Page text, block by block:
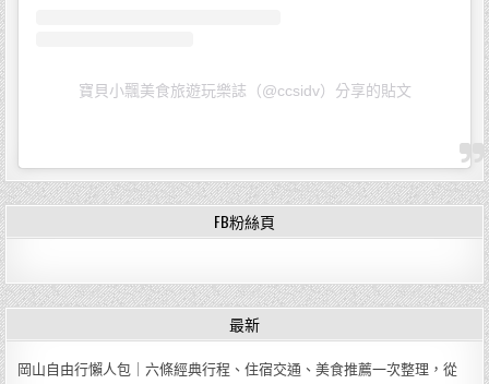
寶貝小飄美食旅遊玩樂誌（@ccsidv）分享的貼文
FB粉絲頁
最新
岡山自由行懶人包｜六條經典行程、住宿交通、美食推薦一次整理，從